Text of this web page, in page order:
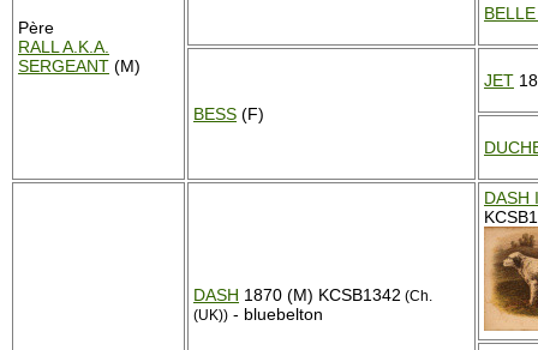
Père
RALL A.K.A.
SERGEANT (M)
BESS (F)
JET
DASH 1870 (M) KCSB1342 (Ch.
(UK)) - bluebelton
DASH